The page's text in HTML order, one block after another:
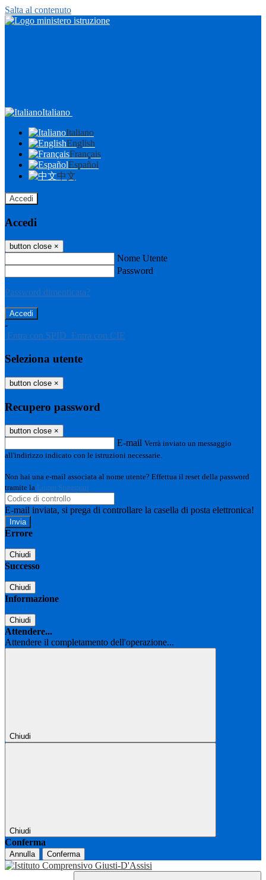
Salta al contenuto
Italiano
Italiano
English
Français
Español
中文
Accedi
Accedi
button close ×
Nome Utente
Password
Password dimenticata?
-
Entra con SPID Entra con CIE
Seleziona utente
button close ×
Recupero password
button close ×
E-mail Verrà inviato un messaggio
all'indirizzo indicato con le istruzioni necessarie.
Non hai una e-mail associata al nome utente? Effettua il reset della password
tramite la Login Spaggiari
E-mail inviata, si prega di controllare la casella di posta elettronica!
Errore
Chiudi
Successo
Chiudi
Informazione
Chiudi
Attendere...
Attendere il completamento dell'operazione...
Chiudi
Chiudi
Conferma
Annulla Conferma